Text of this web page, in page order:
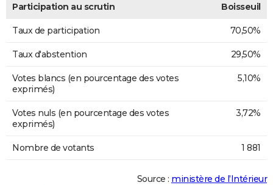
Participation au scrutin Boisseuil
Taux de participation 70,50%
Taux d'abstention 29,50%
Votes blancs (en pourcentage des votes
exprimés)
5,10%
Votes nuls (en pourcentage des votes
exprimés)
3,72%
Nombre de votants 1 881
Source : ministère de l’Intérieur